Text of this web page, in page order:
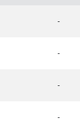
-
-
-
-